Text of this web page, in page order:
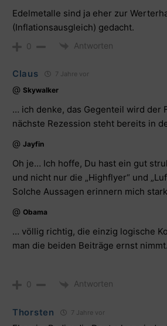
Edelmetalle sind ja eher zur
(Inflationsausgleich) gedacht.
0 Antworten
Claus 7 Jahre vor
@ Skywalker
… ich denke, das Gegenteil wird der
nächste Rezession steht bereits in
@ Jayfin
Oh je… Ich hoffe, Du hast ein gut
und nicht nur die „Highflyer“ und
Solche Aussagen erinnern mich
@ Obama
… völlig richtig, die einzig logische
man die beiden Beiträge ernst nimmt.
0 Antworten
Thorsten 7 Jahre vor